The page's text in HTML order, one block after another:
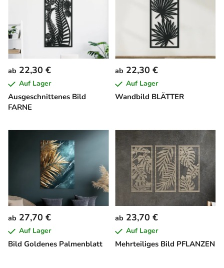
Ausgeschnittenes Bild
FARNE
ab 22,30 €
Auf Lager
Wandbild BLÄTTER
ab 22,30 €
Auf Lager
Bild Goldenes Palmenblatt
ab 27,70 €
Auf Lager
Mehrteiliges Bild PFLANZEN
ab 23,70 €
Auf Lager